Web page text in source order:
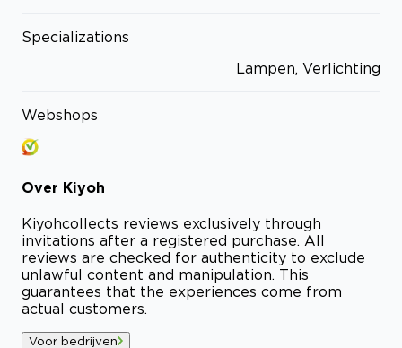
Specializations
Lampen, Verlichting
Webshops
Over Kiyoh
Kiyohcollects reviews exclusively through
invitations after a registered purchase. All
reviews are checked for authenticity to exclude
unlawful content and manipulation. This
guarantees that the experiences come from
actual customers.
Voor bedrijven